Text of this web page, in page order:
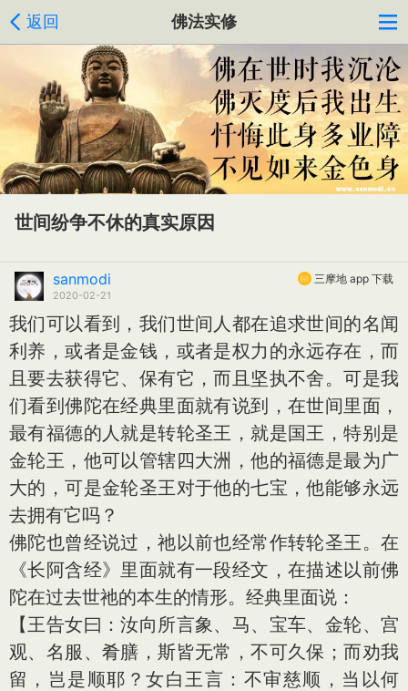
返回 佛法实修
世间纷争不休的真实原因
三摩地 app 下载
sanmodi
2020-02-21
我们可以看到，我们世间人都在追求世间的名闻
利养，或者是金钱，或者是权力的永远存在，而
且要去获得它、保有它，而且坚执不舍。可是我
们看到佛陀在经典里面就有说到，在世间里面，
最有福德的人就是转轮圣王，就是国王，特别是
金轮王，他可以管辖四大洲，他的福德是最为广
大的，可是金轮圣王对于他的七宝，他能够永远
去拥有它吗？
佛陀也曾经说过，祂以前也经常作转轮圣王。在
《长阿含经》里面就有一段经文，在描述以前佛
陀在过去世祂的本生的情形。经典里面说：
【王告女曰：汝向所言象、马、宝车、金轮、宫
观、名服、肴膳，斯皆无常，不可久保；而劝我
留，岂是顺耶？女白王言：不审慈顺，当以何